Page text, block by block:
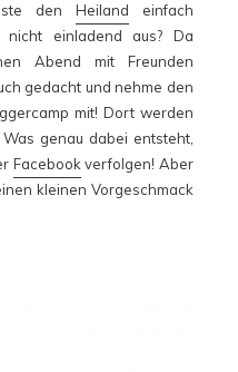
den Heiland einfach
einladend aus? Da
Abend mit Freunden
gedacht und nehme den
mit! Dort werden
genau dabei entsteht,
Facebook verfolgen! Aber
kleinen Vorgeschmack